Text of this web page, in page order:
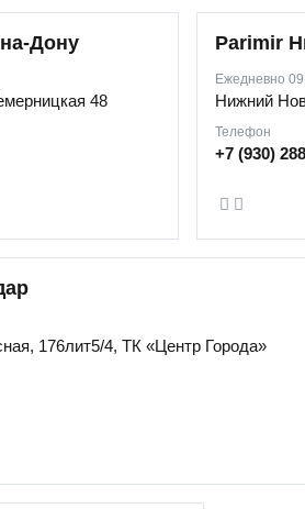
Дону
48
Parimir
Ежедневно
Нижний
Телефон
+7 (930)
176лит5/4, ТК «Центр Города»